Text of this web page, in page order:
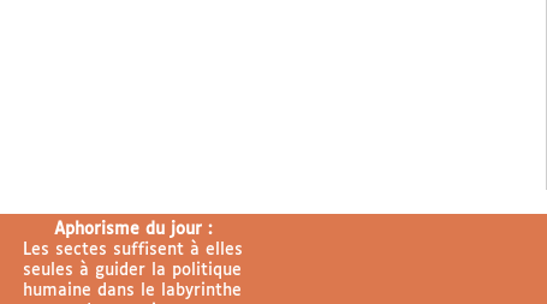
Aphorisme du jour :
Les sectes suffisent à elles
seules à guider la politique
humaine dans le labyrinthe